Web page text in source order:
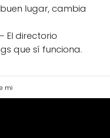
lugar, cambia
– El directorio
que sí funciona.
mi